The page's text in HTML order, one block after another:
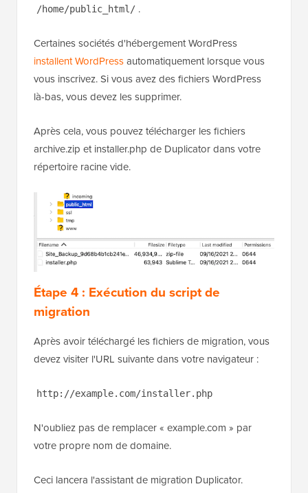
/home/public_html/ .
Certaines sociétés d'hébergement WordPress
installent WordPressautomatiquement lorsque vous
vous inscrivez. Si vous avez des fichiers WordPress
là-bas, vous devez les supprimer.
Après cela, vous pouvez télécharger les fichiers
archive.zip et installer.php de Duplicator dans votre
répertoire racine vide.
Étape 4 : Exécution du script de
migration
Après avoir téléchargé les fichiers de migration, vous
devez visiter l'URL suivante dans votre navigateur :
http://example.com/installer.php
N'oubliez pas de remplacer « example.com » par
votre propre nom de domaine.
Ceci lancera l'assistant de migration Duplicator.